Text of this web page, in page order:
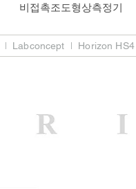
l Labconcept l Horizon HS4
비접촉조도형상측정기